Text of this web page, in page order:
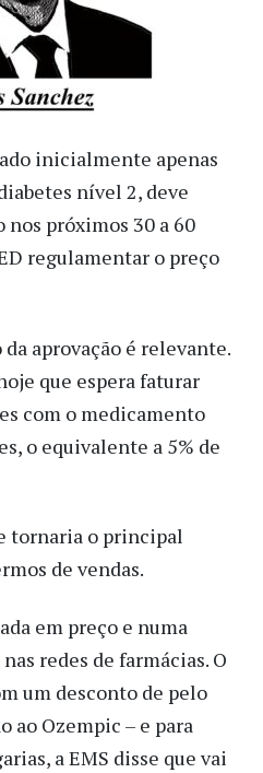
inicialmente apenas
nível 2, deve
nos próximos 30 a 60
regulamentar o preço
aprovação é relevante.
que espera faturar
com o medicamento
o equivalente a 5% de
tornaria o principal
de vendas.
em preço e numa
redes de farmácias. O
um desconto de pelo
ao Ozempic – e para
a EMS disse que vai